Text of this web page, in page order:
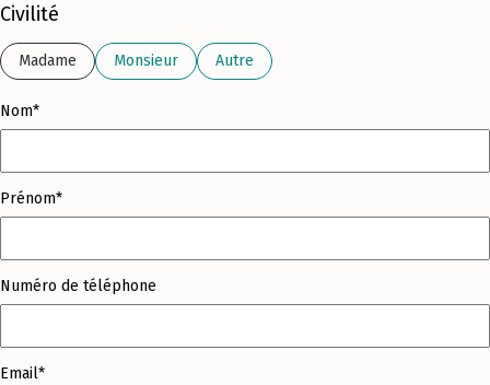
Civilité
Madame Monsieur Autre
Nom*
Prénom*
Numéro de téléphone
Email*